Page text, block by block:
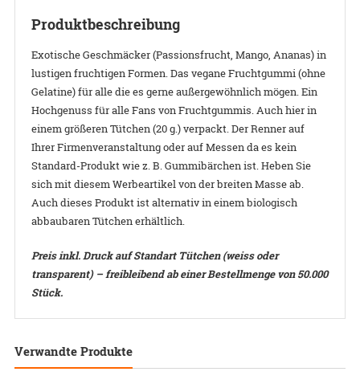
Produktbeschreibung
Exotische Geschmäcker (Passionsfrucht, Mango, Ananas) in
lustigen fruchtigen Formen. Das vegane Fruchtgummi (ohne
Gelatine) für alle die es gerne außergewöhnlich mögen. Ein
Hochgenuss für alle Fans von Fruchtgummis. Auch hier in
einem größeren Tütchen (20 g.) verpackt. Der Renner auf
Ihrer Firmenveranstaltung oder auf Messen da es kein
Standard-Produkt wie z. B. Gummibärchen ist. Heben Sie
sich mit diesem Werbeartikel von der breiten Masse ab.
Auch dieses Produkt ist alternativ in einem biologisch
abbaubaren Tütchen erhältlich.
Preis inkl. Druck auf Standart Tütchen (weiss oder
transparent) – freibleibend ab einer Bestellmenge von 50.000
Stück.
Verwandte Produkte